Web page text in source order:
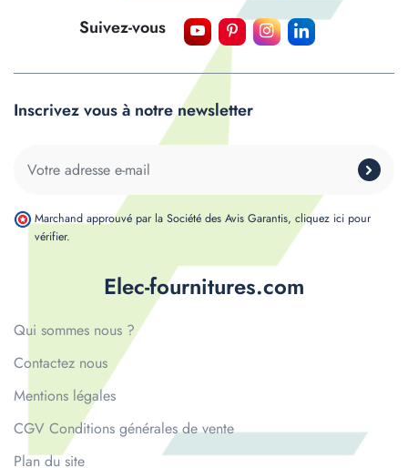
Elec-fournitures.com
Qui sommes nous ?
Contactez nous
Mentions légales
CGV Conditions générales de vente
Plan du site
Suivez-vous
Inscrivez vous à notre newsletter
Marchand approuvé par la Société des Avis Garantis, cliquez ici pour
vérifier.